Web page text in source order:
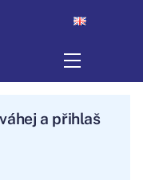
Menu
neváhej a